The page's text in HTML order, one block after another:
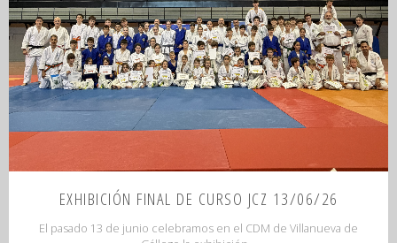
EXHIBICIÓN FINAL DE CURSO JCZ 13/06/26
El pasado 13 de junio celebramos en el CDM de Villanueva de